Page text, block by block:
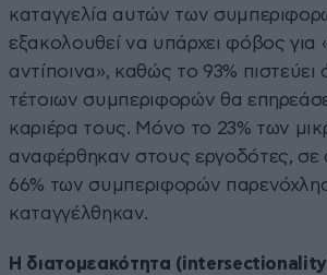
καταγγελία αυτών των
εξακολουθεί να υπάρχει φόβος για
αντίποινα», καθώς το 93%
τέτοιων συμπεριφορών θα
καριέρα τους. Μόνο το 23% των
αναφέρθηκαν στους εργοδότες, σε
66% των συμπεριφορών
καταγγέλθηκαν.
Η διατομεακότητα